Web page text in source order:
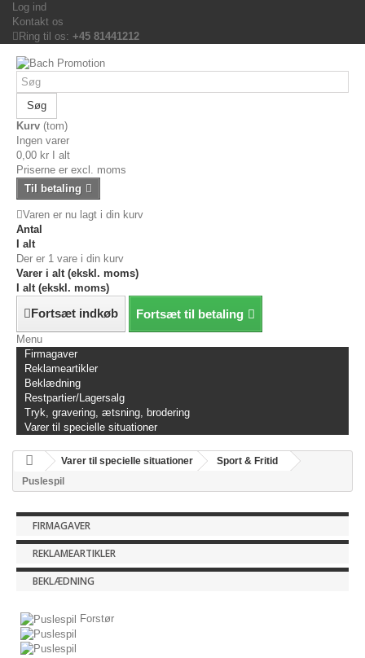
Log ind
Kontakt os
Ring til os: +45 81441212
Søg
Kurv (tom)
Ingen varer
0,00 kr
I alt
Priserne er excl. moms
Til betaling
Varen er nu lagt i din kurv
Antal
I alt
Der er 1 vare i din kurv
Varer i alt (ekskl. moms)
I alt (ekskl. moms)
Fortsæt indkøb Fortsæt til betaling
Menu
Firmagaver
Reklameartikler
Beklædning
Restpartier/Lagersalg
Tryk, gravering, ætsning, brodering
Varer til specielle situationer
Varer til specielle situationer
Sport & Fritid
Puslespil
FIRMAGAVER
REKLAMEARTIKLER
BEKLÆDNING
Forstør